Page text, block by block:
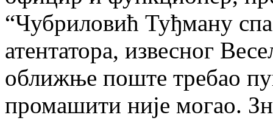
“Чубриловић Туђману
атентатора, извесног
оближње поште требао
промашити није могао.